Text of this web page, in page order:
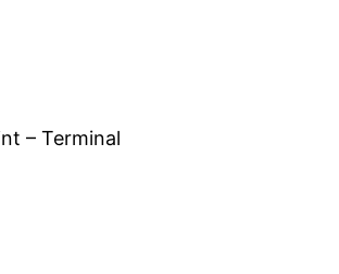
– Terminal